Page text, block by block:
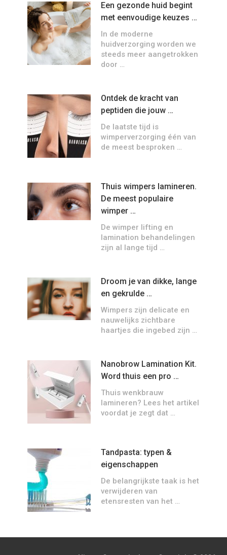
Een gezonde huid begint
met eenvoudige keuzes …
In de moderne
huidverzorging worden we
steeds meer aangetrokken
door …
Ontdek de kracht van
peptiden die jouw …
De laatste tijd is
wimperverzorging één van
de meest besproken …
Thuis wimpers lamineren.
De meest populaire
wimper …
De wimper lifting en
lamination behandelingen
zijn al lange tijd …
Droom je van dikke, lange
en gekrulde …
Wimpers zijn delicate en
nauwelijks zichtbare
haartjes die ingebed zijn …
Nanobrow Lamination Kit.
Word thuis een pro …
Thuis wenkbrauw
lamineren? Lees het artikel
voordat je zegt dat …
Tandpasta: typen &
eigenschappen
De belangrijkste taak is het
verwijderen van
etensresten van het …